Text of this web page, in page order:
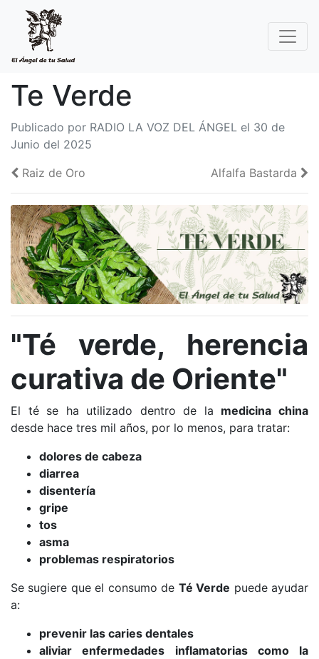
Te Verde
Publicado por RADIO LA VOZ DEL ÁNGEL el 30 de
Junio del 2025
Raiz de Oro
Alfalfa Bastarda
"Té verde, herencia
curativa de Oriente"
El té se ha utilizado dentro de la medicina china
desde hace tres mil años, por lo menos, para tratar:
dolores de cabeza
diarrea
disentería
gripe
tos
asma
problemas respiratorios
Se sugiere que el consumo de Té Verde puede ayudar
a:
prevenir las caries dentales
aliviar enfermedades inflamatorias como la